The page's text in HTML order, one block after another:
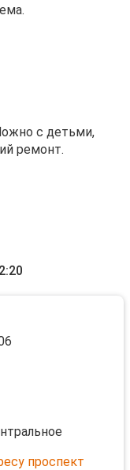
с детьми,
ремонт.
проспект